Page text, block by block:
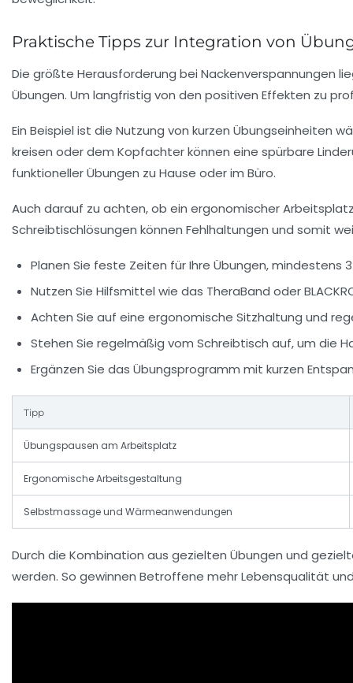
Praktische Tipps zur Integration von
Die größte Herausforderung bei Nackenverspannungen
Übungen. Um langfristig von den positiven Effekten zu
Ein Beispiel ist die Nutzung von kurzen Übungseinheiten
kreisen oder dem Kopfachter können eine spürbare
funktioneller Übungen zu Hause oder im Büro.
Auch darauf zu achten, ob ein ergonomischer
Schreibtischlösungen können Fehlhaltungen und somit
Planen Sie feste Zeiten für Ihre Übungen, mindestens
Nutzen Sie Hilfsmittel wie das TheraBand oder
Achten Sie auf eine ergonomische Sitzhaltung und
Stehen Sie regelmäßig vom Schreibtisch auf, um die
Ergänzen Sie das Übungsprogramm mit kurzen
Tipp
Übungspausen am Arbeitsplatz
Ergonomische Arbeitsgestaltung
Selbstmassage und Wärmeanwendungen
Durch die Kombination aus gezielten Übungen und
werden. So gewinnen Betroffene mehr Lebensqualität